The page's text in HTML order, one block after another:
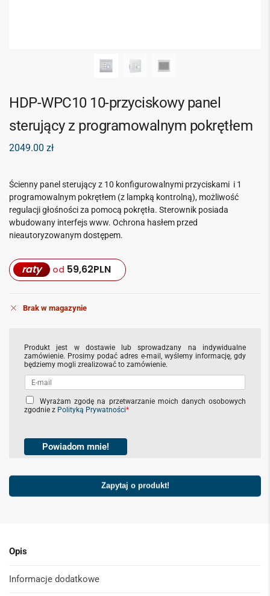
HDP-WPC10 10-przyciskowy panel
sterujący z programowalnym pokrętłem
2049.00 zł
Ścienny panel sterujący z 10 konfigurowalnymi przyciskami i 1
programowalnym pokrętłem (z lampką kontrolną), możliwość
regulacji głośności za pomocą pokrętła. Sterownik posiada
wbudowany interfejs www. Ochrona hasłem przed
nieautoryzowanym dostępem.
raty od 59,62PLN
Brak w magazynie
Produkt jest w dostawie lub sprowadzany na indywidualne
zamówienie. Prosimy podać adres e-mail, wyślemy informację, gdy
będziemy mogli zrealizować to zamówienie.
C
h
b
Wyrażam zgodę na przetwarzanie moich danych osobowych
zgodnie z Polityką Prywatności*
Powiadom mnie!
Zapytaj o produkt!
Opis
Informacje dodatkowe